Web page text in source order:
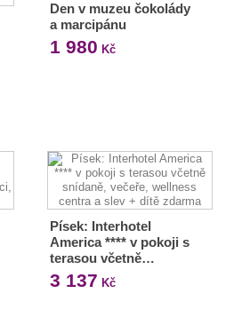
Den v muzeu čokolády
a marcipánu
1 980 Kč
Písek: Interhotel
America **** v pokoji s
terasou včetně…
3 137 Kč